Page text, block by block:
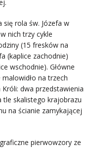
rola św. Józefa w
nich trzy cykle
(15 fresków na
(kaplice zachodnie)
wschodnie). Główne
na trzech
dwa przedstawienia
skalistego krajobrazu
na ścianie zamykającej
pierwowzory ze